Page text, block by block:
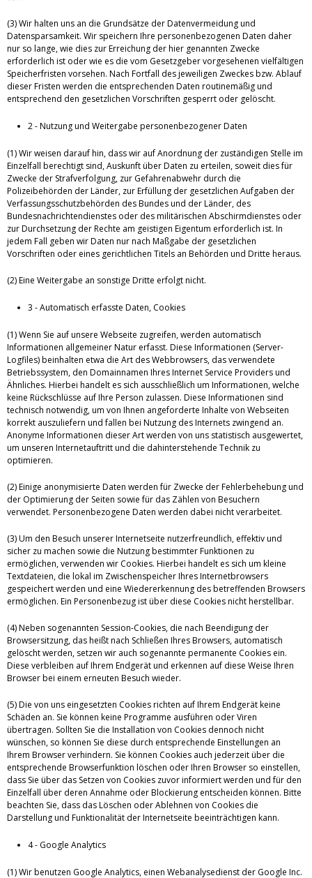
(3) Wir halten uns an die Grundsätze der Datenvermeidung und
Datensparsamkeit. Wir speichern Ihre personenbezogenen Daten daher
nur so lange, wie dies zur Erreichung der hier genannten Zwecke
erforderlich ist oder wie es die vom Gesetzgeber vorgesehenen vielfältigen
Speicherfristen vorsehen. Nach Fortfall des jeweiligen Zweckes bzw. Ablauf
dieser Fristen werden die entsprechenden Daten routinemäßig und
entsprechend den gesetzlichen Vorschriften gesperrt oder gelöscht.
2 - Nutzung und Weitergabe personenbezogener Daten
(1) Wir weisen darauf hin, dass wir auf Anordnung der zuständigen Stelle im
Einzelfall berechtigt sind, Auskunft über Daten zu erteilen, soweit dies für
Zwecke der Strafverfolgung, zur Gefahrenabwehr durch die
Polizeibehörden der Länder, zur Erfüllung der gesetzlichen Aufgaben der
Verfassungsschutzbehörden des Bundes und der Länder, des
Bundesnachrichtendienstes oder des militärischen Abschirmdienstes oder
zur Durchsetzung der Rechte am geistigen Eigentum erforderlich ist. In
jedem Fall geben wir Daten nur nach Maßgabe der gesetzlichen
Vorschriften oder eines gerichtlichen Titels an Behörden und Dritte heraus.
(2) Eine Weitergabe an sonstige Dritte erfolgt nicht.
3 - Automatisch erfasste Daten, Cookies
(1) Wenn Sie auf unsere Webseite zugreifen, werden automatisch
Informationen allgemeiner Natur erfasst. Diese Informationen (Server-
Logfiles) beinhalten etwa die Art des Webbrowsers, das verwendete
Betriebssystem, den Domainnamen Ihres Internet Service Providers und
Ähnliches. Hierbei handelt es sich ausschließlich um Informationen, welche
keine Rückschlüsse auf Ihre Person zulassen. Diese Informationen sind
technisch notwendig, um von Ihnen angeforderte Inhalte von Webseiten
korrekt auszuliefern und fallen bei Nutzung des Internets zwingend an.
Anonyme Informationen dieser Art werden von uns statistisch ausgewertet,
um unseren Internetauftritt und die dahinterstehende Technik zu
optimieren.
(2) Einige anonymisierte Daten werden für Zwecke der Fehlerbehebung und
der Optimierung der Seiten sowie für das Zählen von Besuchern
verwendet. Personenbezogene Daten werden dabei nicht verarbeitet.
(3) Um den Besuch unserer Internetseite nutzerfreundlich, effektiv und
sicher zu machen sowie die Nutzung bestimmter Funktionen zu
ermöglichen, verwenden wir Cookies. Hierbei handelt es sich um kleine
Textdateien, die lokal im Zwischenspeicher Ihres Internetbrowsers
gespeichert werden und eine Wiedererkennung des betreffenden Browsers
ermöglichen. Ein Personenbezug ist über diese Cookies nicht herstellbar.
(4) Neben sogenannten Session-Cookies, die nach Beendigung der
Browsersitzung, das heißt nach Schließen Ihres Browsers, automatisch
gelöscht werden, setzen wir auch sogenannte permanente Cookies ein.
Diese verbleiben auf Ihrem Endgerät und erkennen auf diese Weise Ihren
Browser bei einem erneuten Besuch wieder.
(5) Die von uns eingesetzten Cookies richten auf Ihrem Endgerät keine
Schäden an. Sie können keine Programme ausführen oder Viren
übertragen. Sollten Sie die Installation von Cookies dennoch nicht
wünschen, so können Sie diese durch entsprechende Einstellungen an
Ihrem Browser verhindern. Sie können Cookies auch jederzeit über die
entsprechende Browserfunktion löschen oder Ihren Browser so einstellen,
dass Sie über das Setzen von Cookies zuvor informiert werden und für den
Einzelfall über deren Annahme oder Blockierung entscheiden können. Bitte
beachten Sie, dass das Löschen oder Ablehnen von Cookies die
Darstellung und Funktionalität der Internetseite beeinträchtigen kann.
4 - Google Analytics
(1) Wir benutzen Google Analytics, einen Webanalysedienst der Google Inc.